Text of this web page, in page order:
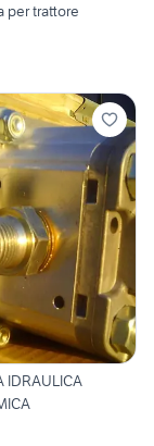
Spaccalegna per trattore
IDRAULICA